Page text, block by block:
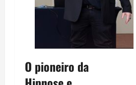
O pioneiro da